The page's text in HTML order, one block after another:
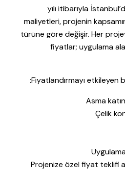
2025 yılı itibarıyla
maliyetleri, projenin
türüne göre değişir. Her
fiyatlar; uygulama
Fiyatlandırmayı etkileyen
Asma
Çelik
Projenize özel fiyat teklifi